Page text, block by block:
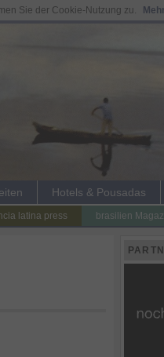
Hotels & Pousadas
brasilien
latina press
Sie der Cookie-Nutzung zu.